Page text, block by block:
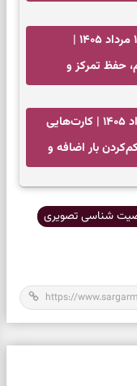
فال فرشتگان امروز یکشنبه ۱۸ مرداد ۱۴۰۵ |
حفظ تمرکز و
فال تاروت امروز شنبه ۱۷ مرداد ۱۴۰۵ | کارت‌هایی
بار اضافه و
شناسی تصویری